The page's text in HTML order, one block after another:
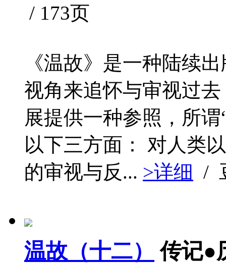
/ 173页
《温故》是一种陆续
视角来追怀与审视过
展提供一种参照，所
以下三方面： 对人类
的审视与反... >详细 /
温故（十二） 传记●